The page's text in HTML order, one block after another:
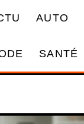
AUTO
SANTÉ